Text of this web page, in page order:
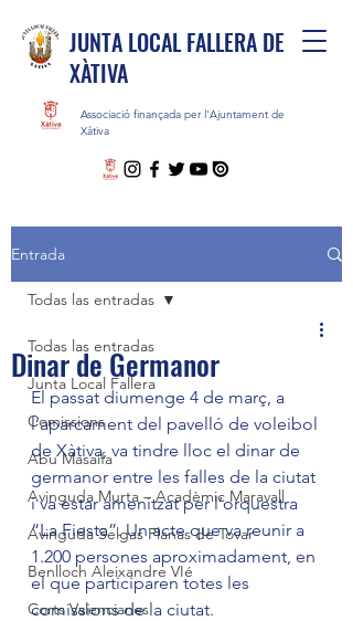
JUNTA LOCAL FALLERA DE
XÀTIVA
Associació finançada per l'Ajuntament de
Xàtiva
Entrada
Todas las entradas
Junta Local Fallera
Comissions
Abu Masaifa
Avinguda Murta – Acadèmic Maravall
Avinguda Selgas Planas de Tovar
Benlloch Aleixandre VIé
Corts Valencianes
Todas las entradas
Dinar de Germanor
El passat diumenge 4 de març, a
l’aparcament del pavelló de voleibol
de Xàtiva, va tindre lloc el dinar de
germanor entre les falles de la ciutat
i va estar amenitzat per l’orquestra
“La Fiesta”. Un acte que va reunir a
1.200 persones aproximadament, en
el que participaren totes les
comissions de la ciutat.